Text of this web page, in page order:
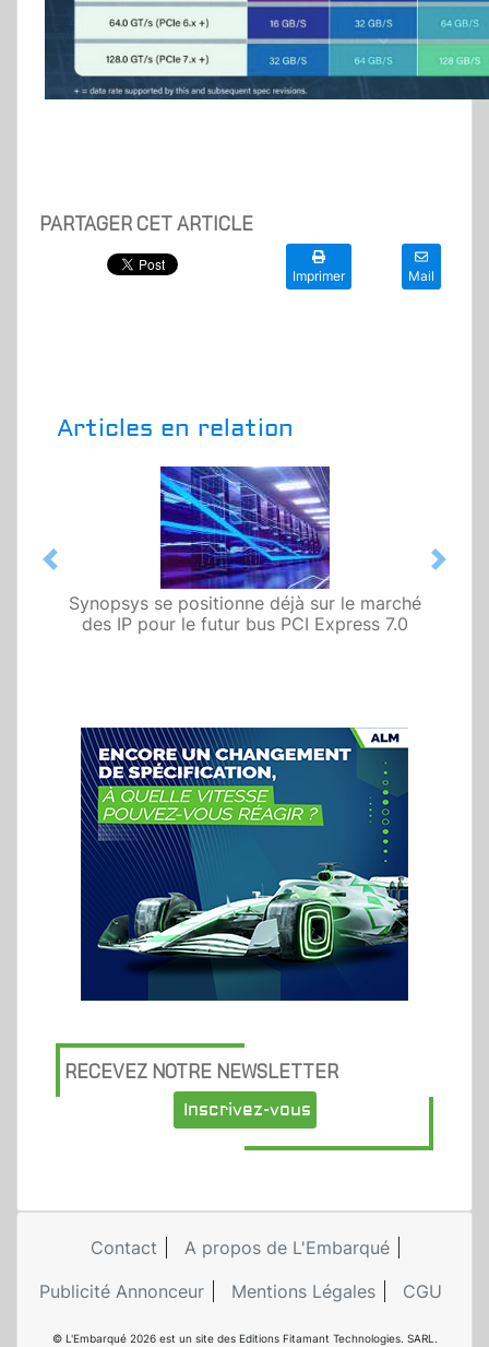
PARTAGER CET ARTICLE
Imprimer Mail
Articles en relation
Synopsys se positionne déjà sur le marché
des IP pour le futur bus PCI Express 7.0
Previous Next
RECEVEZ NOTRE NEWSLETTER
Inscrivez-vous
Contact
A propos de L'Embarqué
Publicité Annonceur
Mentions Légales CGU
© L'Embarqué 2026 est un site des Editions Fitamant Technologies. SARL.